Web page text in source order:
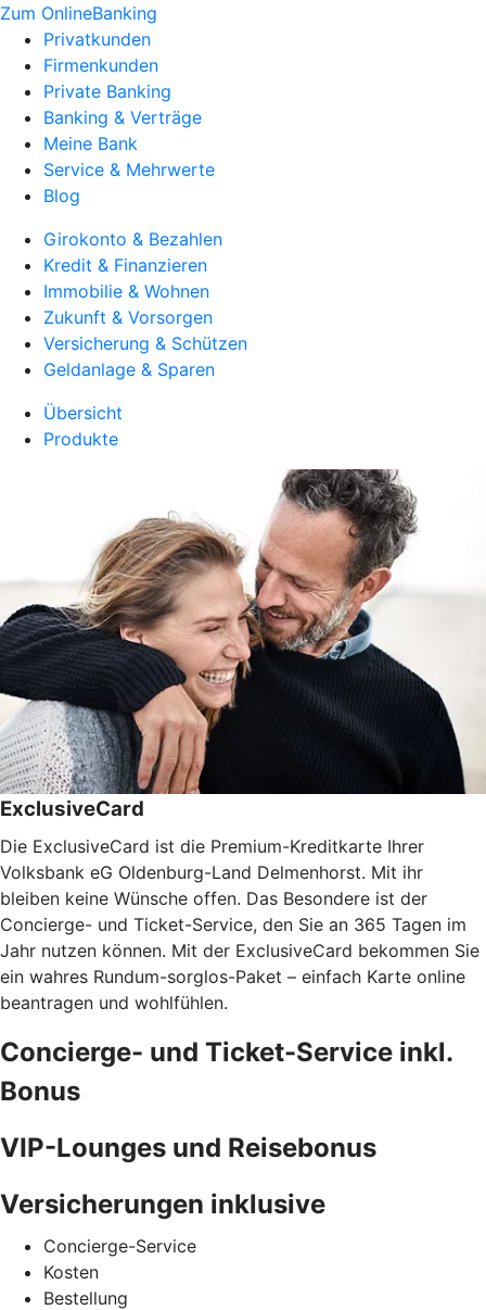
Zum OnlineBanking
Privatkunden
Firmenkunden
Private Banking
Banking & Verträge
Meine Bank
Service & Mehrwerte
Blog
Girokonto & Bezahlen
Kredit & Finanzieren
Immobilie & Wohnen
Zukunft & Vorsorgen
Versicherung & Schützen
Geldanlage & Sparen
Übersicht
Produkte
ExclusiveCard
Die ExclusiveCard ist die Premium-Kreditkarte Ihrer
Volksbank eG Oldenburg-Land Delmenhorst. Mit ihr
bleiben keine Wünsche offen. Das Besondere ist der
Concierge- und Ticket-Service, den Sie an 365 Tagen im
Jahr nutzen können. Mit der ExclusiveCard bekommen Sie
ein wahres Rundum-sorglos-Paket – einfach Karte online
beantragen und wohlfühlen.
Concierge- und Ticket-Service inkl.
Bonus
VIP-Lounges und Reisebonus
Versicherungen inklusive
Concierge-Service
Kosten
Bestellung